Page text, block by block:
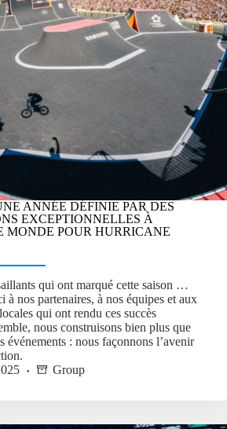
ANNÉE DÉFINIE PAR DES
EXCEPTIONNELLES À
MONDE POUR HURRICANE
qui ont marqué cette saison …
à nos partenaires, à nos équipes et aux
qui ont rendu ces succès
nous construisons bien plus que
événements : nous façonnons l’avenir
Group